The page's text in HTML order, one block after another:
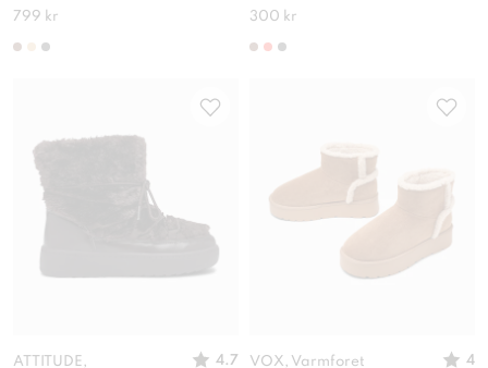
799 kr 300 kr
ATTITUDE,
4.7
VOX, Varmforet
4